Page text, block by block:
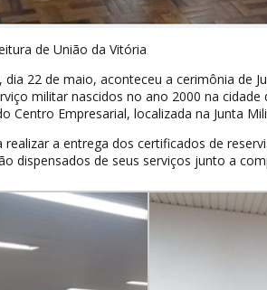
de União da Vitória
22 de maio, aconteceu a cerimônia de
militar nascidos no ano 2000 na cidade
Centro Empresarial, localizada na Junta
a entrega dos certificados de
dispensados de seus serviços junto a